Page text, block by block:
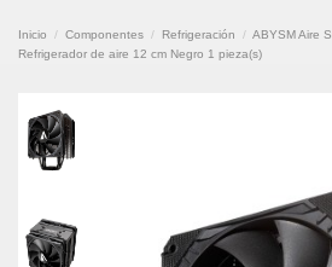
Inicio Componentes Refrigeración
ABYSM Aire
Refrigerador de aire 12 cm Negro 1 pieza(s)